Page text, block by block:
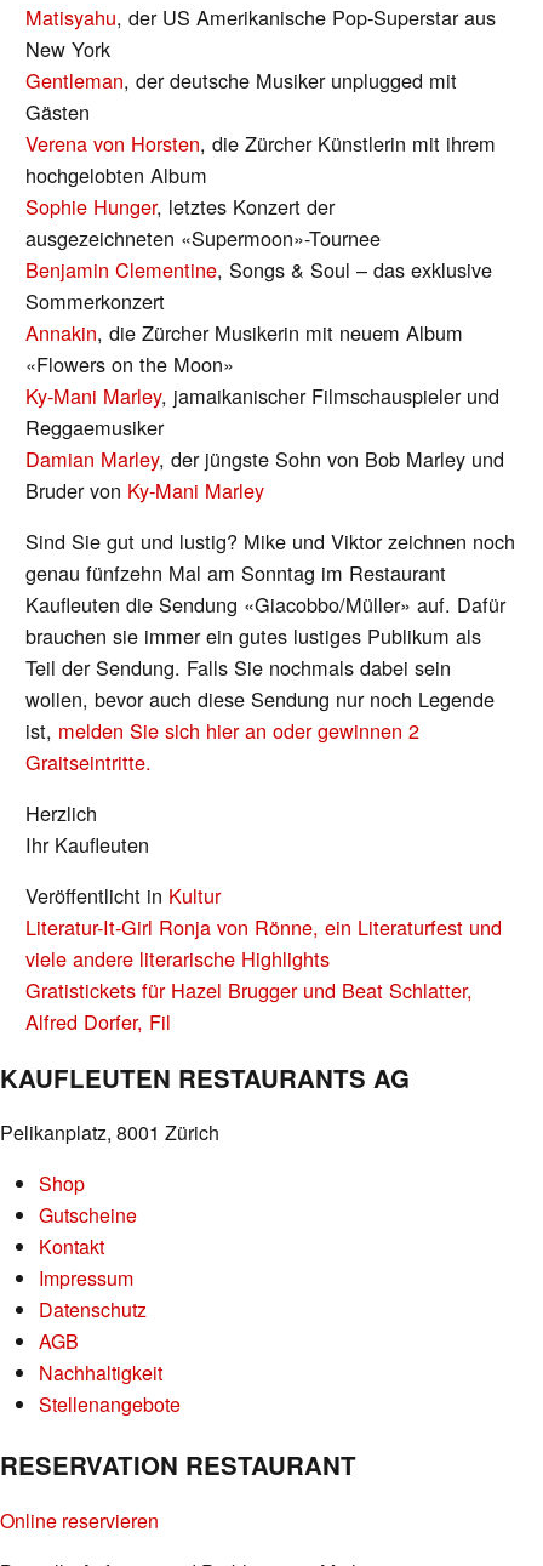
Matisyahu, der US Amerikanische Pop-Superstar aus
New York
Gentleman, der deutsche Musiker unplugged mit
Gästen
Verena von Horsten, die Zürcher Künstlerin mit ihrem
hochgelobten Album
Sophie Hunger, letztes Konzert der
ausgezeichneten «Supermoon»-Tournee
Benjamin Clementine, Songs & Soul – das exklusive
Sommerkonzert
Annakin, die Zürcher Musikerin mit neuem Album
«Flowers on the Moon»
Ky-Mani Marley, jamaikanischer Filmschauspieler und
Reggaemusiker
Damian Marley, der jüngste Sohn von Bob Marley und
Bruder von Ky-Mani Marley
Sind Sie gut und lustig? Mike und Viktor zeichnen noch
genau fünfzehn Mal am Sonntag im Restaurant
Kaufleuten die Sendung «Giacobbo/Müller» auf. Dafür
brauchen sie immer ein gutes lustiges Publikum als
Teil der Sendung. Falls Sie nochmals dabei sein
wollen, bevor auch diese Sendung nur noch Legende
ist, melden Sie sich hier an oder gewinnen 2
Graitseintritte.
Herzlich
Ihr Kaufleuten
Veröffentlicht in Kultur
BEITRAGS-
NAVIGATION
Literatur-It-Girl Ronja von Rönne, ein Literaturfest und
viele andere literarische Highlights
Gratistickets für Hazel Brugger und Beat Schlatter,
Alfred Dorfer, Fil
KAUFLEUTEN RESTAURANTS AG
Pelikanplatz, 8001 Zürich
Shop
Gutscheine
Kontakt
Impressum
Datenschutz
AGB
Nachhaltigkeit
Stellenangebote
RESERVATION RESTAURANT
Online reservieren